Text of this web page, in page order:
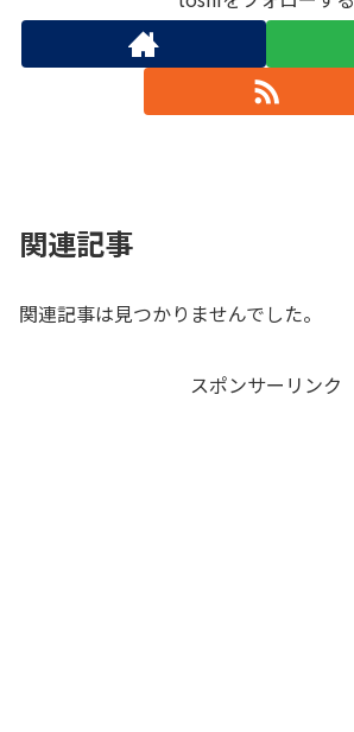
関連記事
関連記事は見つかりませんでした。
スポンサーリンク